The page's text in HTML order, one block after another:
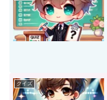
クイズ